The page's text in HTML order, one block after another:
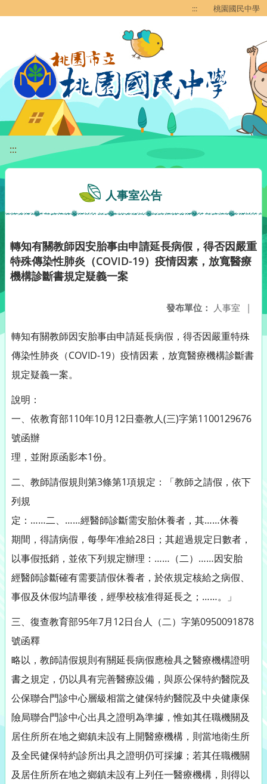
::: 桃園國民中學
:::
人事室公告
轉知有關教師因安胎事由申請延長病假，得否因嚴重
特殊傳染性肺炎（COVID-19）疫情因素，放寬醫療
機構診斷書規定疑義一案
發布單位： 人事室 |
轉知有關教師因安胎事由申請延長病假，得否因嚴重特殊
傳染性肺炎（COVID-19）疫情因素，放寬醫療機構診斷書
規定疑義一案。
說明：
一、依教育部110年10月12日臺教人(三)字第1100129676
號函辦
理，並附原函影本1份。
二、教師請假規則第3條第1項規定：「教師之請假，依下
列規
定：……二、……經醫師診斷需安胎休養者，其……休養
期間，得請病假，每學年准給28日；其超過規定日數者，
以事假抵銷，並依下列規定辦理：……（二）……因安胎
經醫師診斷確有需要請假休養者，於依規定核給之病假、
事假及休假均請畢後，經學校核准得延長之；……。」
三、復查教育部95年7月12日台人（二）字第0950091878
號函釋
略以，教師請假規則有關延長病假應檢具之醫療機構證明
書之規定，仍以具有完善醫療設備，與原公保特約醫院及
公保聯合門診中心層級相當之健保特約醫院及中央健康保
險局聯合門診中心出具之證明為準據，惟如其任職機關及
居住所所在地之鄉鎮未設有上開醫療機構，則當地衛生所
及全民健保特約診所出具之證明仍可採據；若其任職機關
及居住所所在地之鄉鎮未設有上列任一醫療機構，則得以